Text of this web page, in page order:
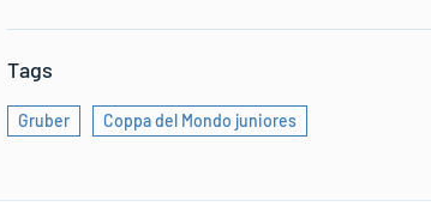
Tags
Gruber Coppa del Mondo juniores